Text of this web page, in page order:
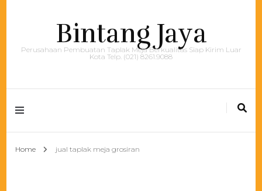
Bintang Jaya
Perusahaan Pembuatan Taplak Meja Berkualitas Siap Kirim Luar
Kota Telp. (021) 8261.9088
Home jual taplak meja grosiran